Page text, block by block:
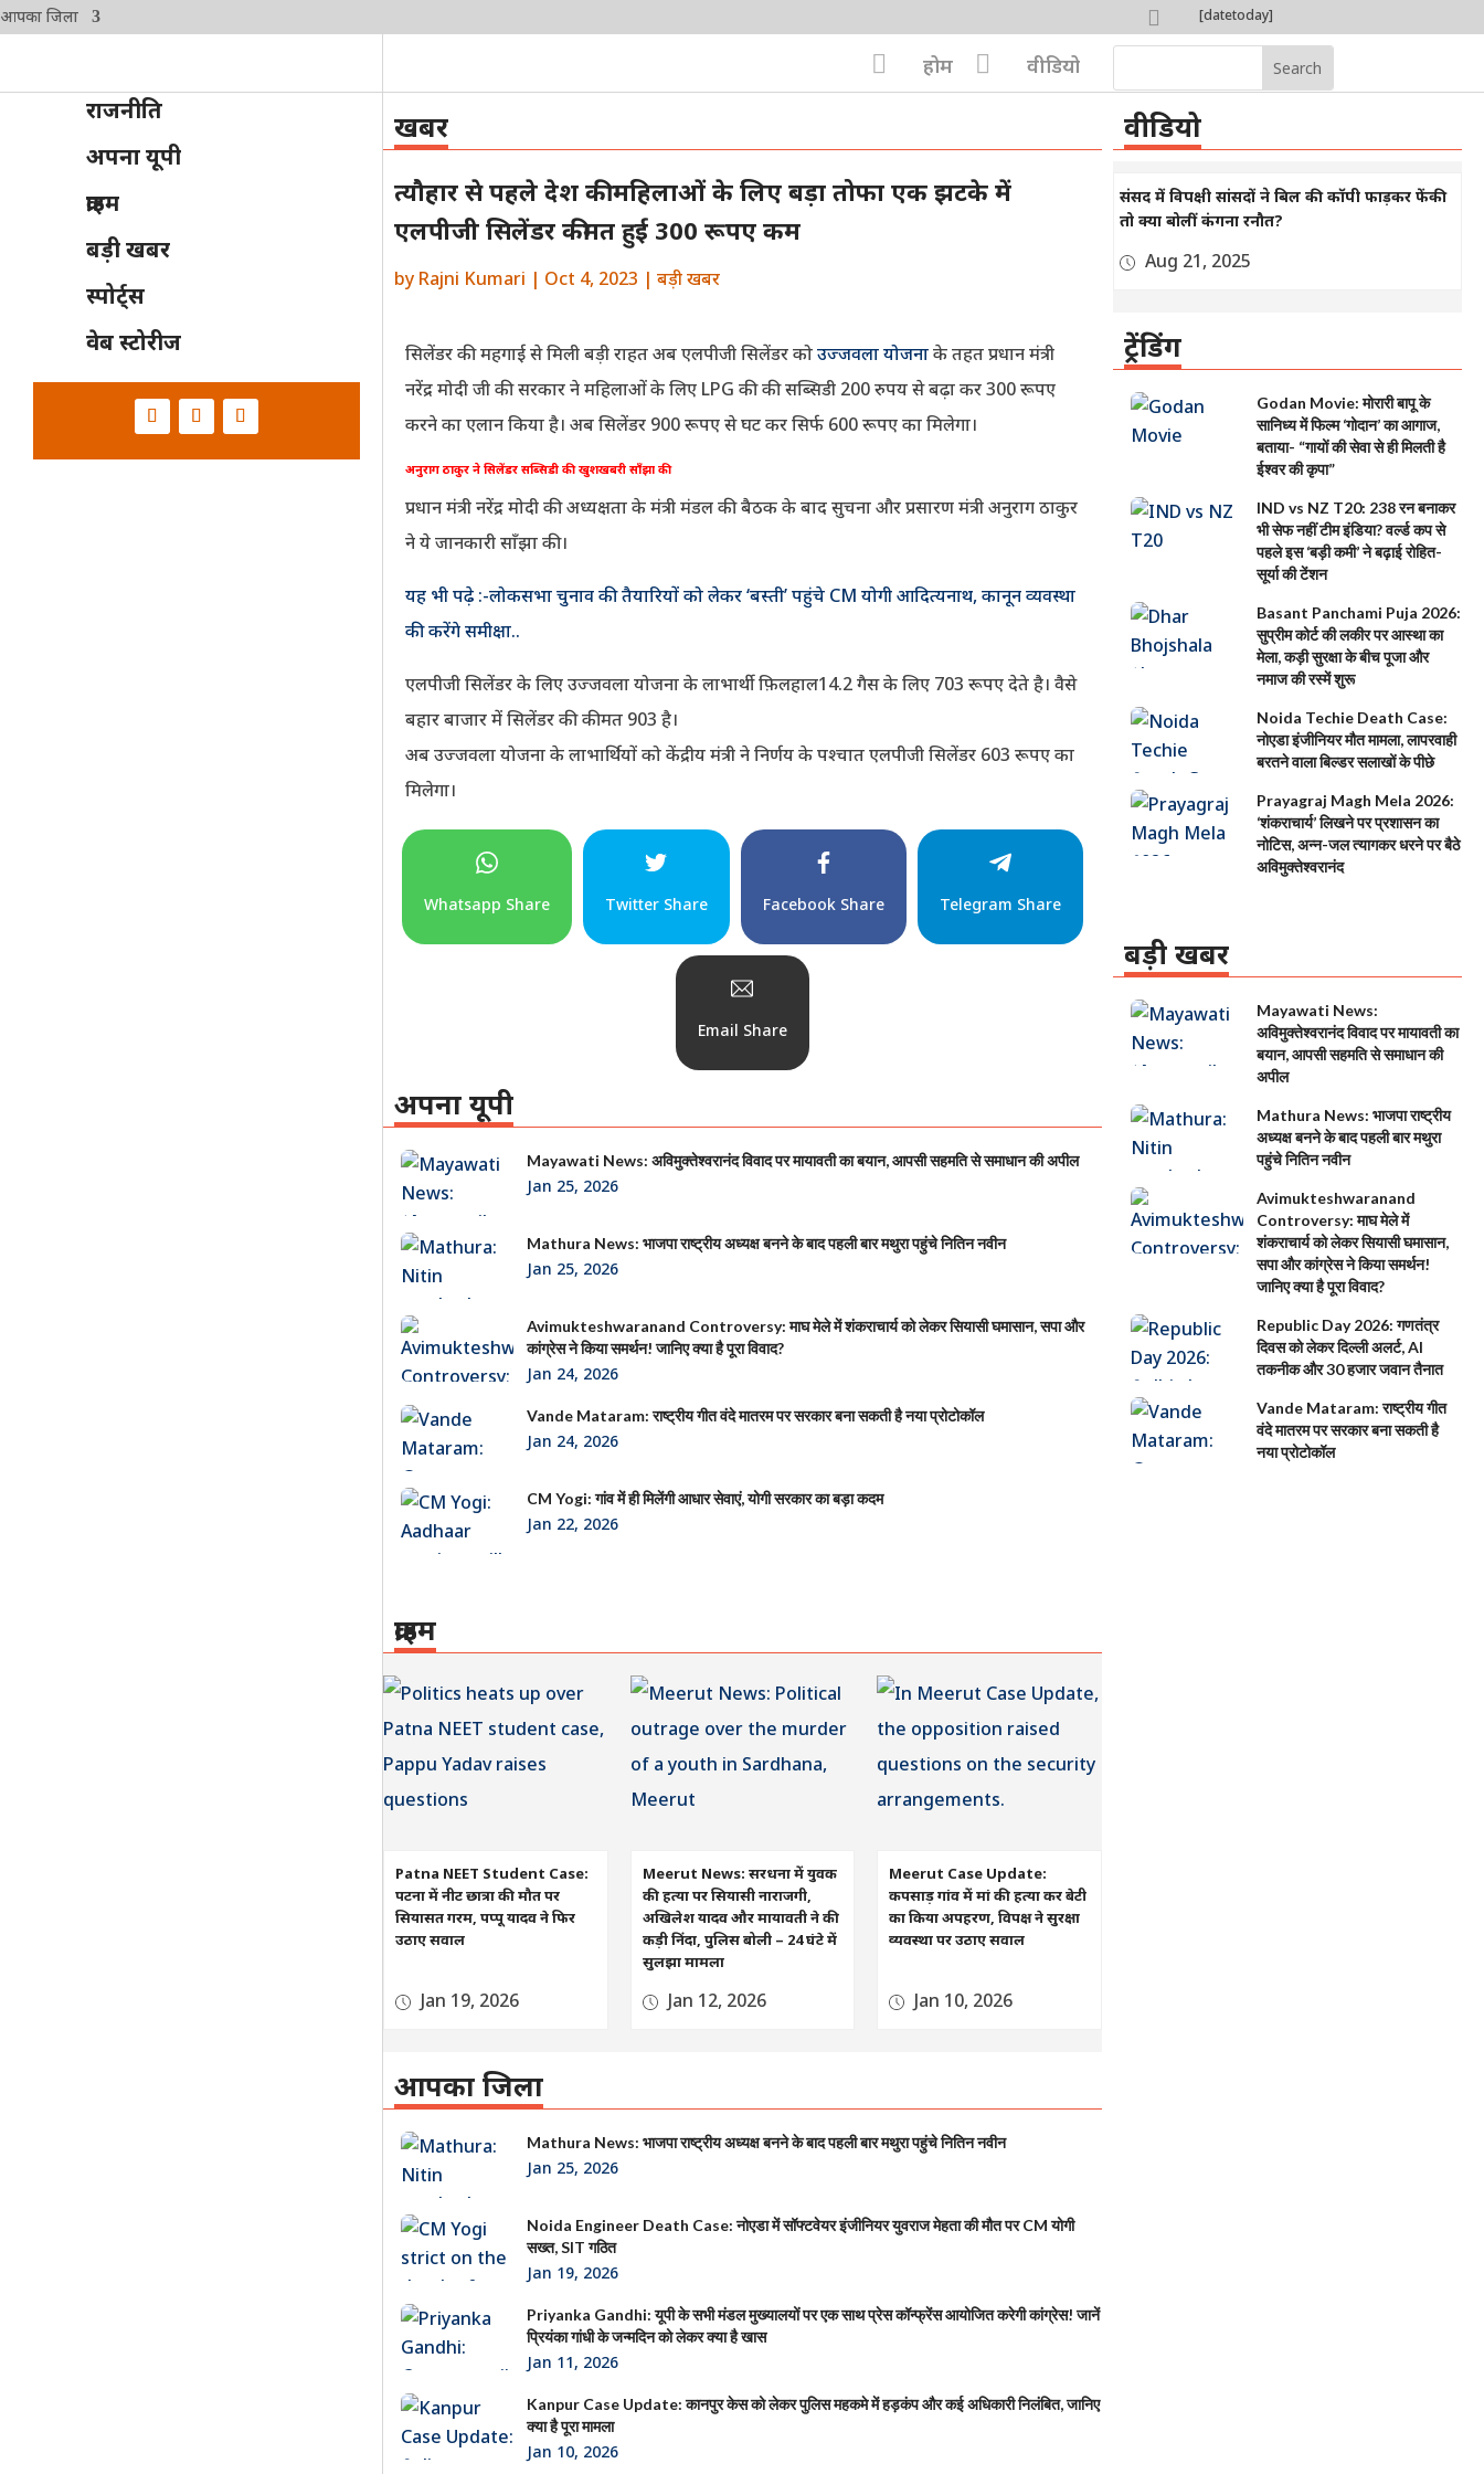
आपका जिला  [datetoday]
 वीडियो
 होम
राजनीति
अपना यूपी
क्राइम
बड़ी खबर
स्पोर्ट्स
वेब स्टोरीज
खबर
त्यौहार से पहले देश की महिलाओं के लिए बड़ा तोफा एक झटके में
एलपीजी सिलेंडर कीमत हुई 300 रूपए कम
by Rajni Kumari | Oct 4, 2023 |बड़ी खबर
सिलेंडर की महगाई से मिली बड़ी राहत अब एलपीजी सिलेंडर कोउज्जवला योजनाके तहत प्रधान मंत्री
नरेंद्र मोदी जी की सरकार ने महिलाओं के लिए LPG की की सब्सिडी 200 रुपय से बढ़ा कर 300 रूपए
करने का एलान किया है। अब सिलेंडर 900 रूपए से घट कर सिर्फ 600 रूपए का मिलेगा।
अनुराग ठाकुर ने सिलेंडर सब्सिडी की खुशखबरी साँझा की
प्रधान मंत्री नरेंद्र मोदी की अध्यक्षता के मंत्री मंडल की बैठक के बाद सुचना और प्रसारण मंत्री अनुराग ठाकुर
ने ये जानकारी साँझा की।
यह भी पढ़े :-लोकसभा चुनाव की तैयारियों को लेकर ‘बस्ती’ पहुंचे CM योगी आदित्यनाथ, कानून व्यवस्था
की करेंगे समीक्षा..
एलपीजी सिलेंडर के लिए उज्जवला योजना के लाभार्थी फ़िलहाल14.2 गैस के लिए 703 रूपए देते है। वैसे
बहार बाजार में सिलेंडर की कीमत 903 है।
अब उज्जवला योजना के लाभार्थियों को केंद्रीय मंत्री ने निर्णय के पश्चात एलपीजी सिलेंडर 603 रूपए का
मिलेगा।
Whatsapp Share Twitter Share Facebook Share Telegram Share
Email Share
अपना यूपी
Mayawati News: अविमुक्तेश्वरानंद विवाद पर मायावती का बयान, आपसी सहमति से समाधान की अपील
Jan 25, 2026
Mathura News: भाजपा राष्ट्रीय अध्यक्ष बनने के बाद पहली बार मथुरा पहुंचे नितिन नवीन
Jan 25, 2026
Avimukteshwaranand Controversy: माघ मेले में शंकराचार्य को लेकर सियासी घमासान, सपा और
कांग्रेस ने किया समर्थन! जानिए क्या है पूरा विवाद?
Jan 24, 2026
Vande Mataram: राष्ट्रीय गीत वंदे मातरम पर सरकार बना सकती है नया प्रोटोकॉल
Jan 24, 2026
CM Yogi: गांव में ही मिलेंगी आधार सेवाएं, योगी सरकार का बड़ा कदम
Jan 22, 2026
क्राइम
Patna NEET Student Case:
पटना में नीट छात्रा की मौत पर
सियासत गरम, पप्पू यादव ने फिर
उठाए सवाल
Jan 19, 2026
Meerut News: सरधना में युवक
की हत्या पर सियासी नाराजगी,
अखिलेश यादव और मायावती ने की
कड़ी निंदा, पुलिस बोली – 24 घंटे में
सुलझा मामला
Jan 12, 2026
Meerut Case Update:
कपसाड़ गांव में मां की हत्या कर बेटी
का किया अपहरण, विपक्ष ने सुरक्षा
व्यवस्था पर उठाए सवाल
Jan 10, 2026
आपका जिला
Mathura News: भाजपा राष्ट्रीय अध्यक्ष बनने के बाद पहली बार मथुरा पहुंचे नितिन नवीन
Jan 25, 2026
Noida Engineer Death Case: नोएडा में सॉफ्टवेयर इंजीनियर युवराज मेहता की मौत पर CM योगी
सख्त, SIT गठित
Jan 19, 2026
Priyanka Gandhi: यूपी के सभी मंडल मुख्यालयों पर एक साथ प्रेस कॉन्फ्रेंस आयोजित करेगी कांग्रेस! जानें
प्रियंका गांधी के जन्मदिन को लेकर क्या है खास
Jan 11, 2026
Kanpur Case Update: कानपुर केस को लेकर पुलिस महकमे में हड़कंप और कई अधिकारी निलंबित, जानिए
क्या है पूरा मामला
Jan 10, 2026
वीडियो
संसद में विपक्षी सांसदों ने बिल की कॉपी फाड़कर फेंकी
तो क्या बोलीं कंगना रनौत?
Aug 21, 2025
ट्रेंडिंग
Godan Movie: मोरारी बापू के
सानिध्य में फिल्म ‘गोदान’ का आगाज,
बताया- “गायों की सेवा से ही मिलती है
ईश्वर की कृपा”
IND vs NZ T20: 238 रन बनाकर
भी सेफ नहीं टीम इंडिया? वर्ल्ड कप से
पहले इस ‘बड़ी कमी’ ने बढ़ाई रोहित-
सूर्या की टेंशन
Basant Panchami Puja 2026:
सुप्रीम कोर्ट की लकीर पर आस्था का
मेला, कड़ी सुरक्षा के बीच पूजा और
नमाज की रस्में शुरू
Noida Techie Death Case:
नोएडा इंजीनियर मौत मामला, लापरवाही
बरतने वाला बिल्डर सलाखों के पीछे
Prayagraj Magh Mela 2026:
‘शंकराचार्य’ लिखने पर प्रशासन का
नोटिस, अन्न-जल त्यागकर धरने पर बैठे
अविमुक्तेश्वरानंद
बड़ी खबर
Mayawati News:
अविमुक्तेश्वरानंद विवाद पर मायावती का
बयान, आपसी सहमति से समाधान की
अपील
Mathura News: भाजपा राष्ट्रीय
अध्यक्ष बनने के बाद पहली बार मथुरा
पहुंचे नितिन नवीन
Avimukteshwaranand
Controversy: माघ मेले में
शंकराचार्य को लेकर सियासी घमासान,
सपा और कांग्रेस ने किया समर्थन!
जानिए क्या है पूरा विवाद?
Republic Day 2026: गणतंत्र
दिवस को लेकर दिल्ली अलर्ट, AI
तकनीक और 30 हजार जवान तैनात
Vande Mataram: राष्ट्रीय गीत
वंदे मातरम पर सरकार बना सकती है
नया प्रोटोकॉल